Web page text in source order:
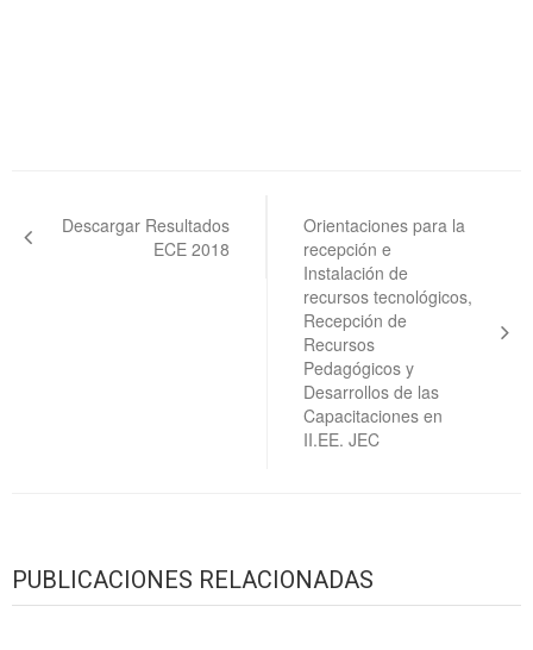
de
Descargar Resultados
ECE 2018
Orientaciones para la
recepción e
Instalación de
recursos tecnológicos,
Recepción de
Recursos
Pedagógicos y
Desarrollos de las
Capacitaciones en
II.EE. JEC
PUBLICACIONES RELACIONADAS